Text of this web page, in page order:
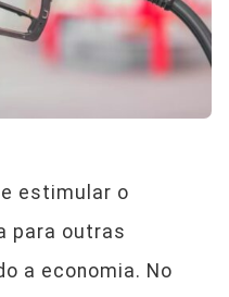
estimular o
para outras
a economia. No